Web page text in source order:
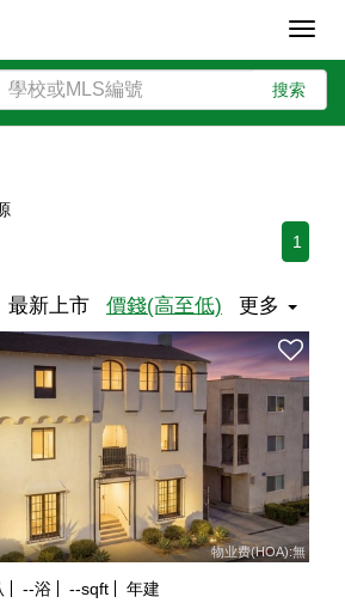
搜索
1
最新上市 價錢(高至低) 更多
物业费(HOA):無
--浴 --sqft
年建